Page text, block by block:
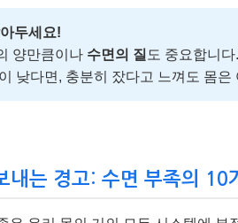
두세요!
양만큼이나 수면의 질 도 중요합니
낮다면, 충분히 잤다고 느껴도 몸
내는 경고: 수면 부족의 10